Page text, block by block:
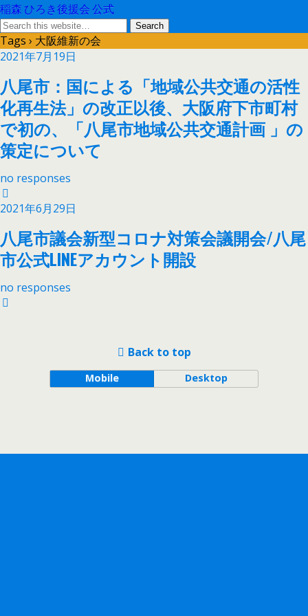
稲森 ひろき後援会 公式
Tags › 大阪維新の会
2021年7月19日
八尾市：国による「地域公共交通の活性
化再生法」の改正以後、大阪府下市町村
で初の、「八尾市地域公共交通計画 」の
策定について
no responses
2021年6月29日
八尾市議会新型コロナ対策会議開会/八尾
市公式LINEアカウント開設
no responses
Back to top
Mobile Desktop